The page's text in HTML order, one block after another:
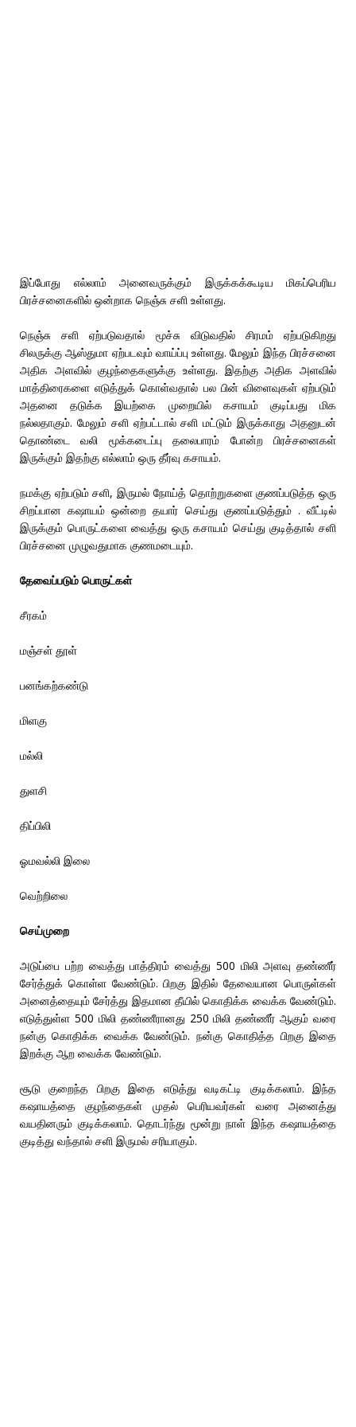
இப்போது எல்லாம் அனைவருக்கும் இருக்கக்கூடிய மிகப்பெரிய
பிரச்சனைகளில் ஒன்றாக நெஞ்சு சளி உள்ளது.
நெஞ்சு சளி ஏற்படுவதால் மூச்சு விடுவதில் சிரமம் ஏற்படுகிறது
சிலருக்கு ஆஸ்துமா ஏற்படவும் வாய்ப்பு உள்ளது. மேலும் இந்த பிரச்சனை
அதிக அளவில் குழந்தைகளுக்கு உள்ளது. இதற்கு அதிக அளவில்
மாத்திரைகளை எடுத்துக் கொள்வதால் பல பின் விளைவுகள் ஏற்படும்
அதனை தடுக்க இயற்கை முறையில் கசாயம் குடிப்பது மிக
நல்லதாகும். மேலும் சளி ஏற்பட்டால் சளி மட்டும் இருக்காது அதனுடன்
தொண்டை வலி மூக்கடைப்பு தலைபாரம் போன்ற பிரச்சனைகள்
இருக்கும் இதற்கு எல்லாம் ஒரு தீர்வு கசாயம்.
நமக்கு ஏற்படும் சளி, இருமல் நோய்த் தொற்றுகளை குணப்படுத்த ஒரு
சிறப்பான கஷாயம் ஒன்றை தயார் செய்து குணப்படுத்தும் . வீட்டில்
இருக்கும் பொருட்களை வைத்து ஒரு கசாயம் செய்து குடித்தால் சளி
பிரச்சனை முழுவதுமாக குணமடையும்.
தேவைப்படும் பொருட்கள்
சீரகம்
மஞ்சள் தூள்
பனங்கற்கண்டு
மிளகு
மல்லி
துளசி
திப்பிலி
ஓமவல்லி இலை
வெற்றிலை
செய்முறை
அடுப்பை பற்ற வைத்து பாத்திரம் வைத்து 500 மிலி அளவு தண்ணீர்
சேர்த்துக் கொள்ள வேண்டும். பிறகு இதில் தேவையான பொருள்கள்
அனைத்தையும் சேர்த்து இதமான தீயில் கொதிக்க வைக்க வேண்டும்.
எடுத்துள்ள 500 மிலி தண்ணீரானது 250 மிலி தண்ணீர் ஆகும் வரை
நன்கு கொதிக்க வைக்க வேண்டும். நன்கு கொதித்த பிறகு இதை
இறக்கு ஆற வைக்க வேண்டும்.
சூடு குறைந்த பிறகு இதை எடுத்து வடிகட்டி குடிக்கலாம். இந்த
கஷாயத்தை குழந்தைகள் முதல் பெரியவர்கள் வரை அனைத்து
வயதினரும் குடிக்கலாம். தொடர்ந்து மூன்று நாள் இந்த கஷாயத்தை
குடித்து வந்தால் சளி இருமல் சரியாகும்.